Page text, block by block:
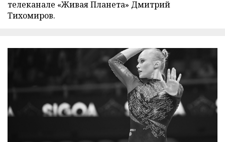
телеканале «Живая Планета» Дмитрий
Тихомиров.